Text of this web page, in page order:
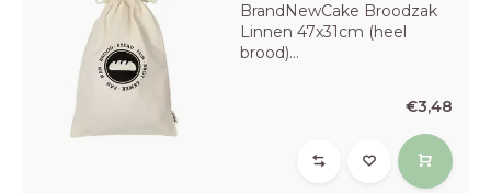
BrandNewCake Broodzak
Linnen 47x31cm (heel
brood)...
€3,48